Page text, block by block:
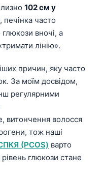
102 см у
, печінка часто
вночі, а
лінію».
причин, яку часто
За моїм досвідом,
регулярними
витончення волосся
тож наші
(PCOS) варто
глюкози стане